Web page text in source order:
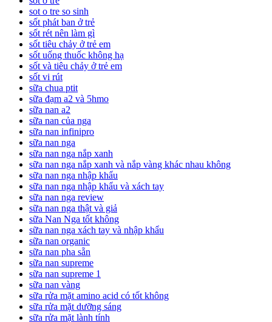
sot o tre so sinh
sốt phát ban ở trẻ
sốt rét nên làm gì
sốt tiêu chảy ở trẻ em
sốt uống thuốc không hạ
sốt và tiêu chảy ở trẻ em
sốt vi rút
sữa chua ptit
sữa đạm a2 và 5hmo
sữa nan a2
sữa nan của nga
sữa nan infinipro
sữa nan nga
sữa nan nga nắp xanh
sữa nan nga nắp xanh và nắp vàng khác nhau không
sữa nan nga nhập khẩu
sữa nan nga nhập khẩu và xách tay
sữa nan nga review
sữa nan nga thật và giả
sữa Nan Nga tốt không
sữa nan nga xách tay và nhập khẩu
sữa nan organic
sữa nan pha sẵn
sữa nan supreme
sữa nan supreme 1
sữa nan vàng
sữa rửa mặt amino acid có tốt không
sữa rửa mặt dưỡng sáng
sữa rửa mặt lành tính